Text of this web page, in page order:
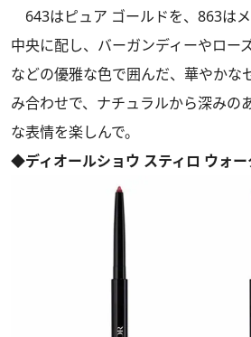
643はピュア ゴールドを、863は
中央に配し、バーガンディーやロー
などの優雅な色で囲んだ、華やかな
み合わせで、ナチュラルから深みの
な表情を楽しんで。
◆ディオールショウ スティロ ウォー